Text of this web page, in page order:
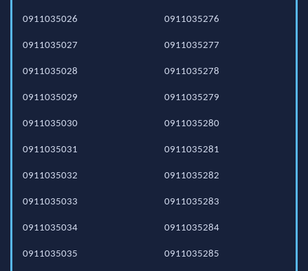
0911035026
0911035027
0911035028
0911035029
0911035030
0911035031
0911035032
0911035033
0911035034
0911035035
0911035276
0911035277
0911035278
0911035279
0911035280
0911035281
0911035282
0911035283
0911035284
0911035285